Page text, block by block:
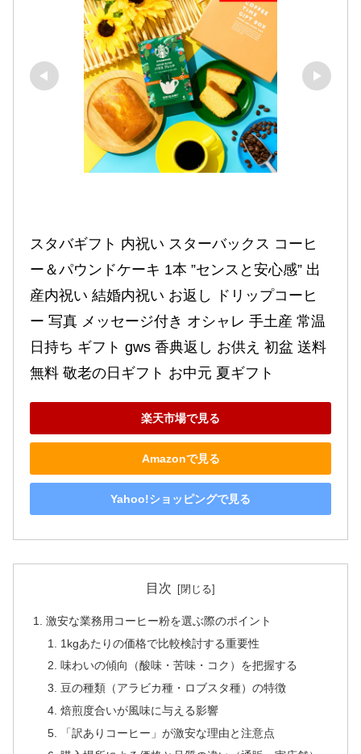
スタバギフト 内祝い スターバックス コーヒ
ー＆パウンドケーキ 1本 ”センスと安心感” 出
産内祝い 結婚内祝い お返し ドリップコーヒ
ー 写真 メッセージ付き オシャレ 手土産 常温
日持ち ギフト gws 香典返し お供え 初盆 送料
無料 敬老の日ギフト お中元 夏ギフト
楽天市場で見る
Amazonで見る
Yahoo!ショッピングで見る
目次
激安な業務用コーヒー粉を選ぶ際のポイント
1kgあたりの価格で比較検討する重要性
味わいの傾向（酸味・苦味・コク）を把握する
豆の種類（アラビカ種・ロブスタ種）の特徴
焙煎度合いが風味に与える影響
「訳ありコーヒー」が激安な理由と注意点